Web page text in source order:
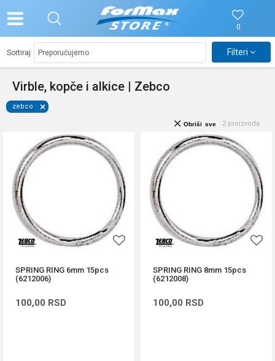
0
Virble, kopče i alkice | Zebco
Sortiraj Filteri
zebco
2 proizvoda
Obriši sve
SPRING RING 6mm 15pcs
(6212006)
100,00 RSD
SPRING RING 8mm 15pcs
(6212008)
100,00 RSD